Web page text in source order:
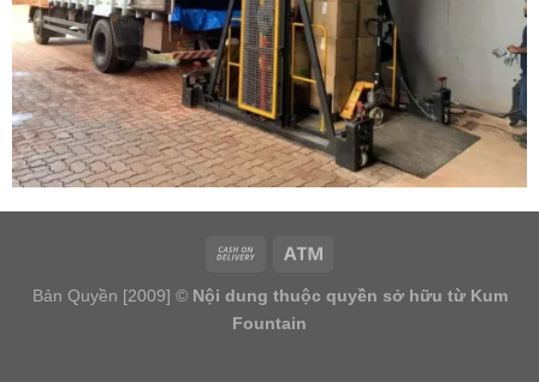
Bản Quyền [2009] © Nội dung thuộc quyền sở hữu từ Kum
Fountain